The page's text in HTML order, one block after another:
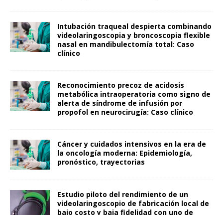
Intubación traqueal despierta combinando
videolaringoscopia y broncoscopia flexible
nasal en mandibulectomía total: Caso
clínico
Reconocimiento precoz de acidosis
metabólica intraoperatoria como signo de
alerta de síndrome de infusión por
propofol en neurocirugía: Caso clínico
Cáncer y cuidados intensivos en la era de
la oncología moderna: Epidemiología,
pronóstico, trayectorias
Estudio piloto del rendimiento de un
videolaringoscopio de fabricación local de
bajo costo y baja fidelidad con uno de